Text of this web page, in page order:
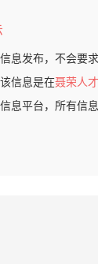
息发布，不会要
信息是在聂荣人
息平台，所有信